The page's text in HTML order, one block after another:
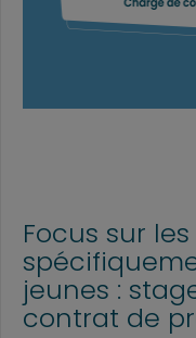
Focus sur
jeunes :
contrat de